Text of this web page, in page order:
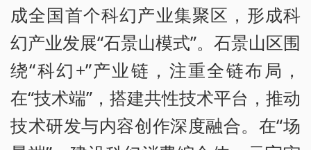
成全国首个科幻产业集聚区，形成科
幻产业发展“石景山模式”。石景山区围
绕“科幻+”产业链，注重全链布局，
在“技术端”，搭建共性技术平台，推动
技术研发与内容创作深度融合。在“场